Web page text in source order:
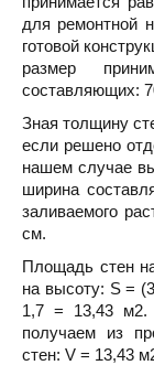
для ремонтной
готовой
размер
составляющих:
Зная толщину
если решено
нашем случае
ширина
заливаемого
см.
Площадь стен
на высоту: S =
1,7 = 13,43 м2.
получаем из
стен: V = 13,43